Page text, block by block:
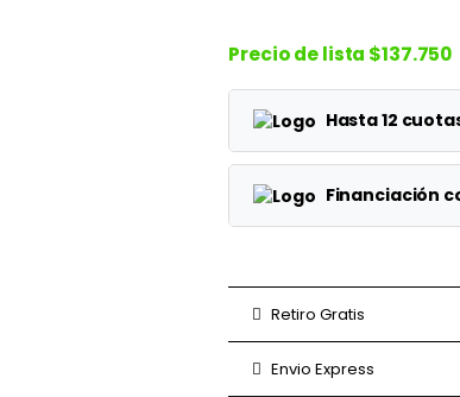
Precio de lista $137.750
Hasta 12
Planes
3 cuotas
6 cuotas
Financiación
3 cuotas
6 cuotas
Retiro Gratis
Envio Express